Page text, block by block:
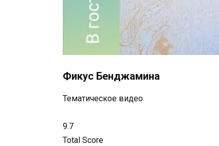
Фикус Бенджамина
Тематическое видео
9.7
Total Score